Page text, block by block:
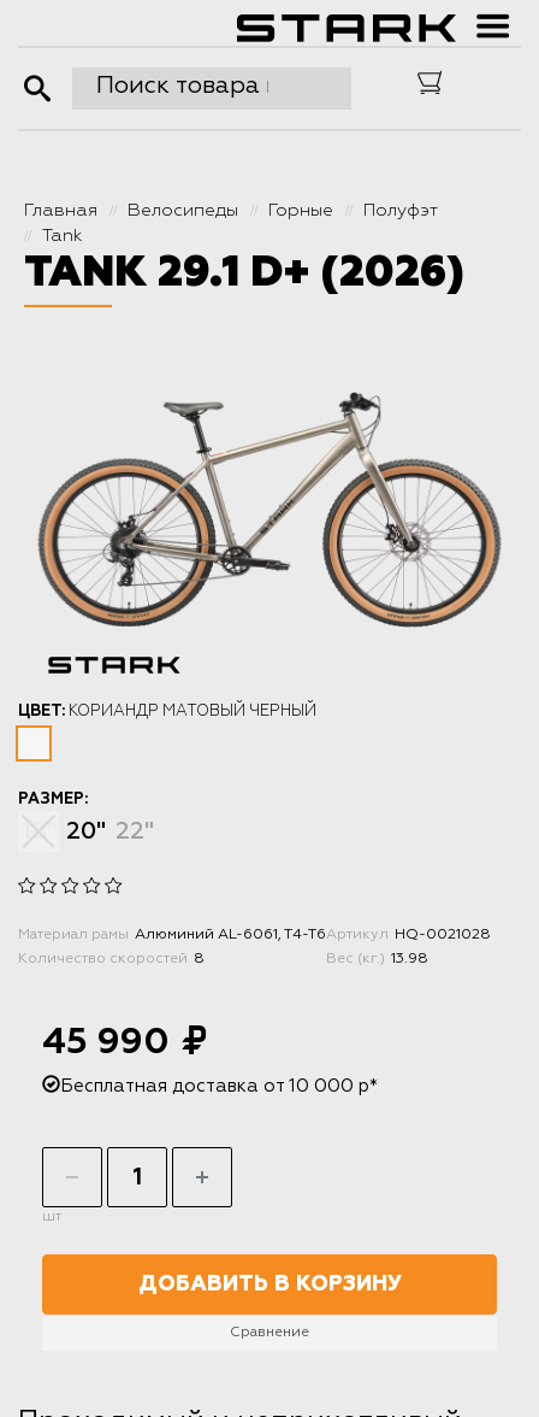
Главная // Велосипеды // Горные // Полуфэт
// Tank
TANK 29.1 D+ (2026)
ЦВЕТ: КОРИАНДР МАТОВЫЙ ЧЕРНЫЙ
РАЗМЕР:
18" 20" 22"
Материал рамы Алюминий AL-6061, T4-T6
Количество скоростей 8
Артикул
HQ-0021028
Вес (кг.) 13.98
45 990
Бесплатная доставка от 10 000 р*
шт
ДОБАВИТЬ В КОРЗИНУ
Сравнение